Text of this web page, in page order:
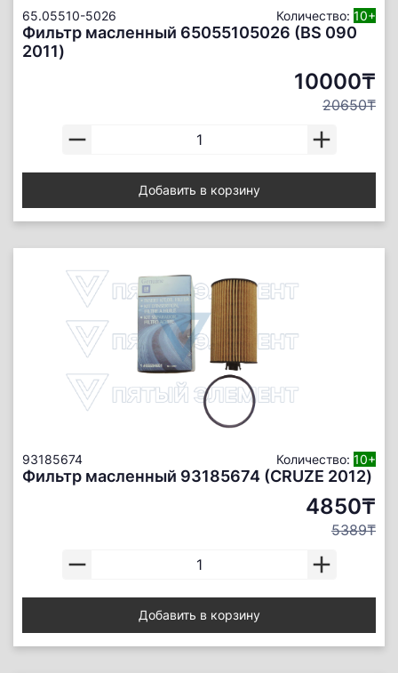
65.05510-5026 Количество: 10+
Фильтр масленный 65055105026 (BS 090
2011)
10000₸
20650₸
Добавить в корзину
93185674 Количество: 10+
Фильтр масленный 93185674 (CRUZE 2012)
4850₸
5389₸
Добавить в корзину